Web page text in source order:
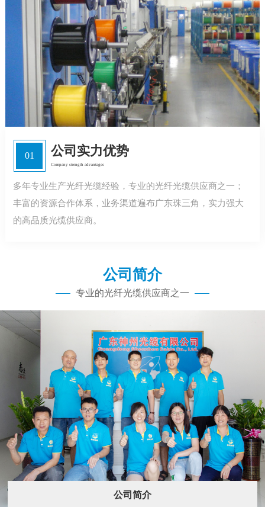
公司实力优势
Company strength advantages
01
多年专业生产光纤光缆经验，专业的光纤光缆供应商之一；
丰富的资源合作体系，业务渠道遍布广东珠三角，实力强大
的高品质光缆供应商。
公司简介
专业的光纤光缆供应商之一
公司简介